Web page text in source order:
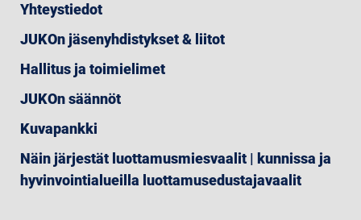
Yhteystiedot
JUKOn jäsenyhdistykset & liitot
Hallitus ja toimielimet
JUKOn säännöt
Kuvapankki
Näin järjestät luottamusmiesvaalit | kunnissa ja
hyvinvointialueilla luottamusedustajavaalit